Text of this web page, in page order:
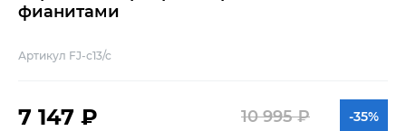
фианитами
Артикул FJ-с13/с
7 147 ₽ 10 995 ₽ -35%